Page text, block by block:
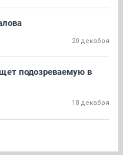
20 декабря
подозреваемую в
18 декабря